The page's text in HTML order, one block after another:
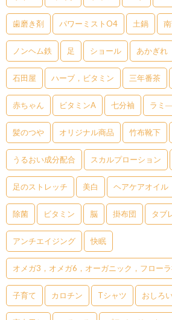
歯磨き剤 パワーミストO4 土鍋
ノンヘム鉄 足 ショール あかぎれ
石田屋 ハーブ，ビタミン 三年番茶
赤ちゃん ビタミンA 七分袖 ラミ
髪のつや オリジナル商品 竹布靴下
うるおい成分配合 スカルプローション
足のストレッチ 美白 ヘアケアオイル
除菌 ビタミン 脳 掛布団 タブ
アンチエイジング 快眠
オメガ3，オメガ6，オーガニック，フロー
子育て カロチン Tシャツ おしろ